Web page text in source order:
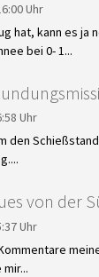
Uhr
hat, kann es ja
bei 0- 1...
Uhr
den
von der
Uhr